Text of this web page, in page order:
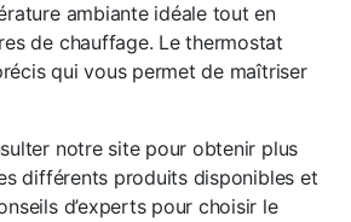
ambiante idéale tout en
de chauffage. Le thermostat
qui vous permet de maîtriser
notre site pour obtenir plus
différents produits disponibles et
d’experts pour choisir le